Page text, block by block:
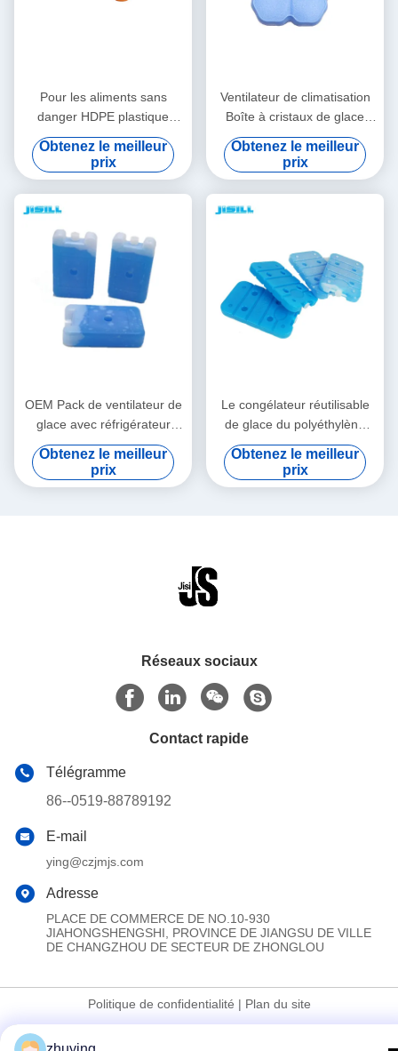
Pour les aliments sans
danger HDPE plastique
réutilisable refroidisseur d'air
Ice Pack Pour les
ventilateurs Pour les
aliments surgelés
Obtenez le meilleur
prix
Ventilateur de climatisation
Boîte à cristaux de glace
Flocon de neige Brique de
glace Refroidissement d'été
Obtenez le meilleur
prix
OEM Pack de ventilateur de
glace avec réfrigérateur
d'isolation Boîte / sac pour le
transport longue distance
Obtenez le meilleur
prix
Le congélateur réutilisable
de glace du polyéthylène
350Ml emballe avec X12 de
refroidissement du gel 20 X
2cm
Obtenez le meilleur
prix
Réseaux sociaux
Contact rapide
Télégramme
86--0519-88789192
E-mail
ying@czjmjs.com
Adresse
PLACE DE COMMERCE DE NO.10-930
JIAHONGSHENGSHI, PROVINCE DE JIANGSU DE VILLE
DE CHANGZHOU DE SECTEUR DE ZHONGLOU
Politique de confidentialité | Plan du site
La Chine est bonne. Qualité Grandes vessies de glace de